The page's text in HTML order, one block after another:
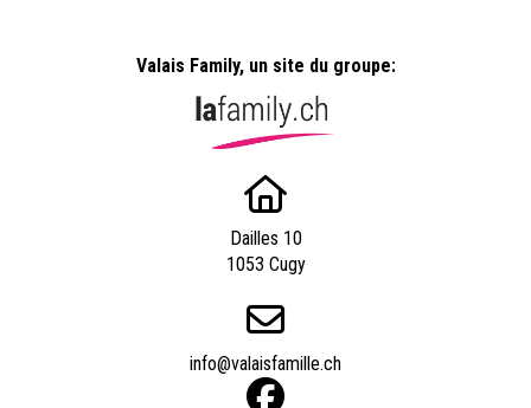
Valais Family, un site du groupe:
Dailles 10
1053 Cugy
info@valaisfamille.ch